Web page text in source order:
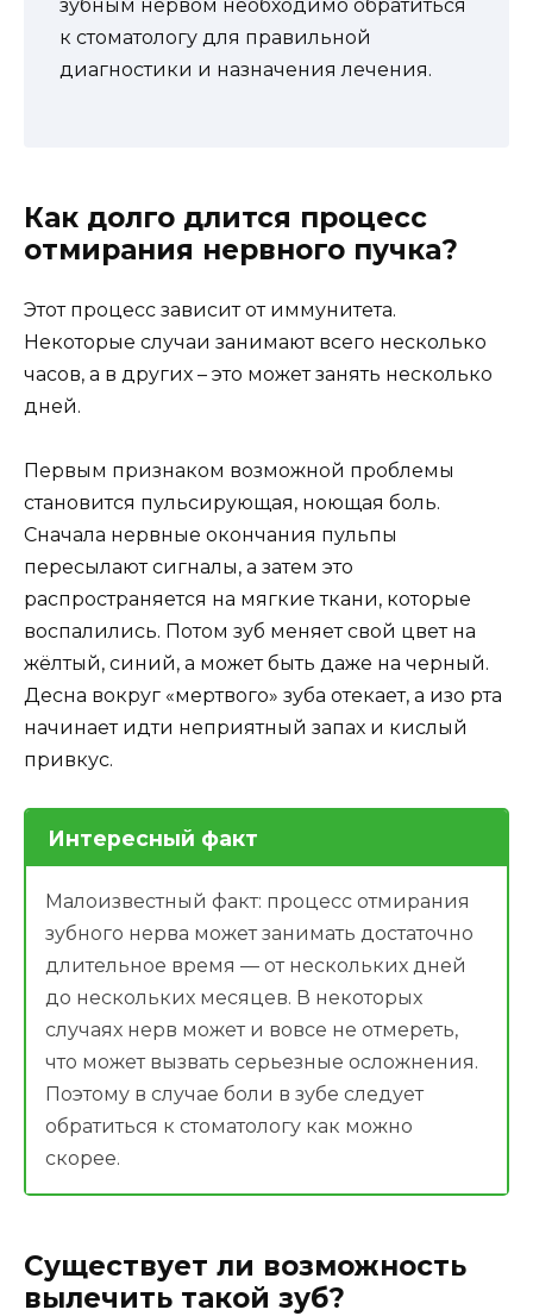
зубным нервом необходимо обратиться
к стоматологу для правильной
диагностики и назначения лечения.
Как долго длится процесс
отмирания нервного пучка?
Этот процесс зависит от иммунитета.
Некоторые случаи занимают всего несколько
часов, а в других – это может занять несколько
дней.
Первым признаком возможной проблемы
становится пульсирующая, ноющая боль.
Сначала нервные окончания пульпы
пересылают сигналы, а затем это
распространяется на мягкие ткани, которые
воспалились. Потом зуб меняет свой цвет на
жёлтый, синий, а может быть даже на черный.
Десна вокруг «мертвого» зуба отекает, а изо рта
начинает идти неприятный запах и кислый
привкус.
Интересный факт
Малоизвестный факт: процесс отмирания
зубного нерва может занимать достаточно
длительное время — от нескольких дней
до нескольких месяцев. В некоторых
случаях нерв может и вовсе не отмереть,
что может вызвать серьезные осложнения.
Поэтому в случае боли в зубе следует
обратиться к стоматологу как можно
скорее.
Существует ли возможность
вылечить такой зуб?